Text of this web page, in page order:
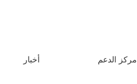
أخبار مركز الدعم